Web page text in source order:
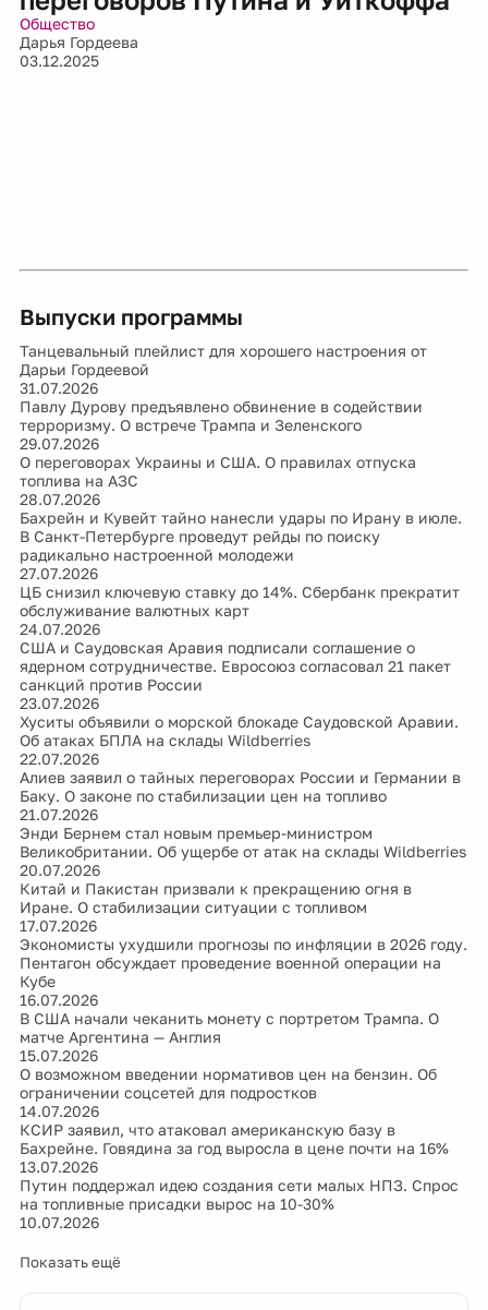
Общество
Дарья Гордеева
03.12.2025
Выпуски программы
Танцевальный плейлист для хорошего настроения от
Дарьи Гордеевой
31.07.2026
Павлу Дурову предъявлено обвинение в содействии
терроризму. О встрече Трампа и Зеленского
29.07.2026
О переговорах Украины и США. О правилах отпуска
топлива на АЗС
28.07.2026
Бахрейн и Кувейт тайно нанесли удары по Ирану в июле.
В Санкт-Петербурге проведут рейды по поиску
радикально настроенной молодежи
27.07.2026
ЦБ снизил ключевую ставку до 14%. Сбербанк прекратит
обслуживание валютных карт
24.07.2026
США и Саудовская Аравия подписали соглашение о
ядерном сотрудничестве. Евросоюз согласовал 21 пакет
санкций против России
23.07.2026
Хуситы объявили о морской блокаде Саудовской Аравии.
Об атаках БПЛА на склады Wildberries
22.07.2026
Алиев заявил о тайных переговорах России и Германии в
Баку. О законе по стабилизации цен на топливо
21.07.2026
Энди Бернем стал новым премьер-министром
Великобритании. Об ущербе от атак на склады Wildberries
20.07.2026
Китай и Пакистан призвали к прекращению огня в
Иране. О стабилизации ситуации с топливом
17.07.2026
Экономисты ухудшили прогнозы по инфляции в 2026 году.
Пентагон обсуждает проведение военной операции на
Кубе
16.07.2026
В США начали чеканить монету с портретом Трампа. О
матче Аргентина — Англия
15.07.2026
О возможном введении нормативов цен на бензин. Об
ограничении соцсетей для подростков
14.07.2026
КСИР заявил, что атаковал американскую базу в
Бахрейне. Говядина за год выросла в цене почти на 16%
13.07.2026
Путин поддержал идею создания сети малых НПЗ. Спрос
на топливные присадки вырос на 10-30%
10.07.2026
Показать ещё